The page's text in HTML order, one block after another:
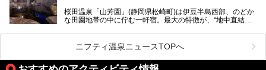
入れる温泉施設、チェックしたい観光スポットやアクティビ
ティなどを一挙にまとめピックアップ。伊豆稲取温泉を訪れ
桜田温泉「山芳園」(静岡県松崎町)は伊豆半島西部、のどか
な田園地帯の中に佇む一軒宿。最大の特徴が、“地中直結か
地下に眠る源泉を加水・加温・消毒無し、さらには途中過程
で空気にも触れさせることなく浴槽まで提供。「究極の源泉
かけ流し」と言っても決して過言ではありません。
今回、桜田温泉「山芳園」の“温泉”を中心に、その魅力を詳
ニフティ温泉ニュースTOPへ